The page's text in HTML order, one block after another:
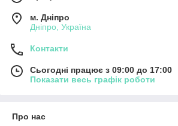
м. Дніпро
Дніпро, Україна
Контакти
Сьогодні працює з 09:00 до 17:00
Показати весь графік роботи
Про нас